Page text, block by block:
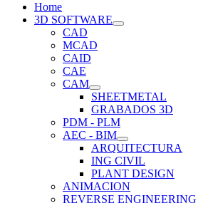
Home
3D SOFTWARE
CAD
MCAD
CAID
CAE
CAM
SHEETMETAL
GRABADOS 3D
PDM - PLM
AEC - BIM
ARQUITECTURA
ING CIVIL
PLANT DESIGN
ANIMACION
REVERSE ENGINEERING